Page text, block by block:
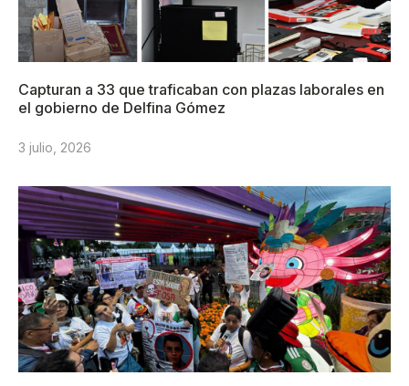
Capturan a 33 que traficaban con plazas laborales en
el gobierno de Delfina Gómez
3 julio, 2026